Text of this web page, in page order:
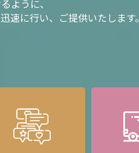
ように、
速に行い、ご提供いたします。